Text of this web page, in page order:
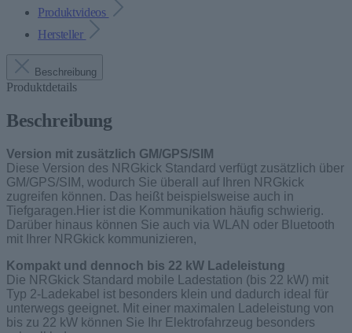
Produktvideos
Hersteller
Beschreibung
Produktdetails
Beschreibung
Version mit zusätzlich GM/GPS/SIM
Diese Version des NRGkick Standard verfügt zusätzlich über
GM/GPS/SIM, wodurch Sie überall auf Ihren NRGkick
zugreifen können. Das heißt beispielsweise auch in
Tiefgaragen.Hier ist die Kommunikation häufig schwierig.
Darüber hinaus können Sie auch via WLAN oder Bluetooth
mit Ihrer NRGkick kommunizieren,
Kompakt und dennoch bis 22 kW Ladeleistung
Die NRGkick Standard mobile Ladestation (bis 22 kW) mit
Typ 2-Ladekabel ist besonders klein und dadurch ideal für
unterwegs geeignet. Mit einer maximalen Ladeleistung von
bis zu 22 kW können Sie Ihr Elektrofahrzeug besonders